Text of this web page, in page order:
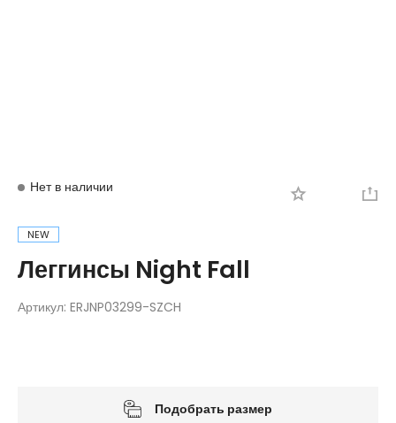
Нет в наличии
NEW
Леггинсы Night Fall
Артикул: ERJNP03299-SZCH
Подобрать размер